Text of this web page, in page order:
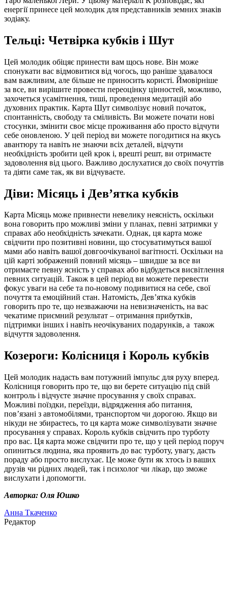
енергії принесе цей молодик для представників земних знаків
зодіаку.
Тельці: Четвірка кубків і Шут
Цей молодик обіцяє принести вам щось нове. Він може
спонукати вас відмовитися від чогось, що раніше здавалося
вам важливим, але більше не приносить користі. Ймовірніше
за все, ви вирішите провести переоцінку цінностей, можливо,
захочеться усамітнення, тиші, проведення медитацій або
духовних практик. Карта Шут символізує новий початок,
спонтанність, свободу та сміливість. Ви можете почати нові
стосунки, змінити своє місце проживання або просто відчути
себе оновленою. У цей період ви можете погодитися на якусь
авантюру та навіть не знаючи всіх деталей, відчути
необхідність зробити цей крок і, врешті решт, ви отримаєте
задоволення від цього. Важливо дослухатися до своїх почуттів
та діяти саме так, як ви відчуваєте.
Діви: Місяць і Дев’ятка кубків
Карта Місяць може привнести невелику неясність, оскільки
вона говорить про можливі зміни у планах, певні затримки у
справах або необхідність зачекати. Однак, ця карта може
свідчити про позитивні новини, що стосуватимуться вашої
мами або навіть вашої довгоочікуваної вагітності. Оскільки на
цій карті зображений повний місяць – швидше за все ви
отримаєте певну ясність у справах або відбудеться висвітлення
певних ситуацій. Також в цей період ви можете перевести
фокус уваги на себе та по-новому подивитися на себе, свої
почуття та емоційний стан. Натомість, Дев’ятка кубків
говорить про те, що незважаючи на невизначеність, на вас
чекатиме приємний результат – отримання прибутків,
підтримки інших і навіть неочікуваних подарунків, а також
відчуття задоволення.
Козероги: Колісниця і Король кубків
Цей молодик надасть вам потужний імпульс для руху вперед.
Колісниця говорить про те, що ви берете ситуацію під свій
контроль і відчуєте значне просування у своїх справах.
Можливі поїздки, переїзди, відрядження або питання,
пов’язані з автомобілями, транспортом чи дорогою. Якщо ви
нікуди не збираєтесь, то ця карта може символізувати значне
просування у справах. Король кубків свідчить про турботу
про вас. Ця карта може свідчити про те, що у цей період поруч
опиниться людина, яка проявить до вас турботу, увагу, дасть
пораду або просто вислухає. Це може бути як хтось із ваших
друзів чи рідних людей, так і психолог чи лікар, що зможе
вислухати і допомогти.
Авторка: Оля Юшко
Анна Ткаченко
Редактор